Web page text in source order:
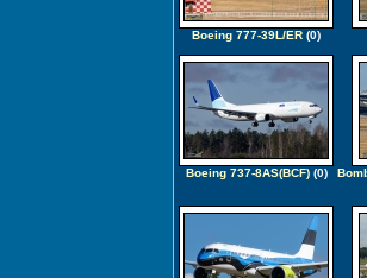
Boeing 777-39L/ER (0)
Boeing 737-8AS(BCF)(0)